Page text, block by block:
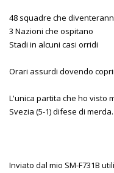
48 squadre che
3 Nazioni che ospitano
Stadi in alcuni casi orridi
Orari assurdi dovendo
L'unica partita che ho visto
Svezia (5-1) difese di merda.
Inviato dal mio SM-F731B